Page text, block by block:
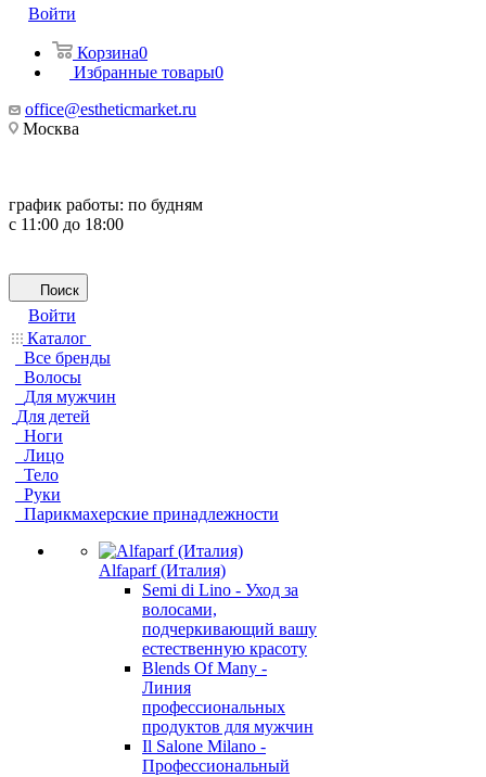
Войти
Корзина0
Избранные товары0
office@estheticmarket.ru
Москва
график работы: по будням
с 11:00 до 18:00
Поиск
Войти
Каталог
Все бренды
Волосы
Для мужчин
Для детей
Ноги
Лицо
Тело
Руки
Парикмахерские принадлежности
Alfaparf (Италия)
Semi di Lino - Уход за
волосами,
подчеркивающий вашу
естественную красоту
Blends Of Many -
Линия
профессиональных
продуктов для мужчин
Il Salone Milano -
Профессиональный